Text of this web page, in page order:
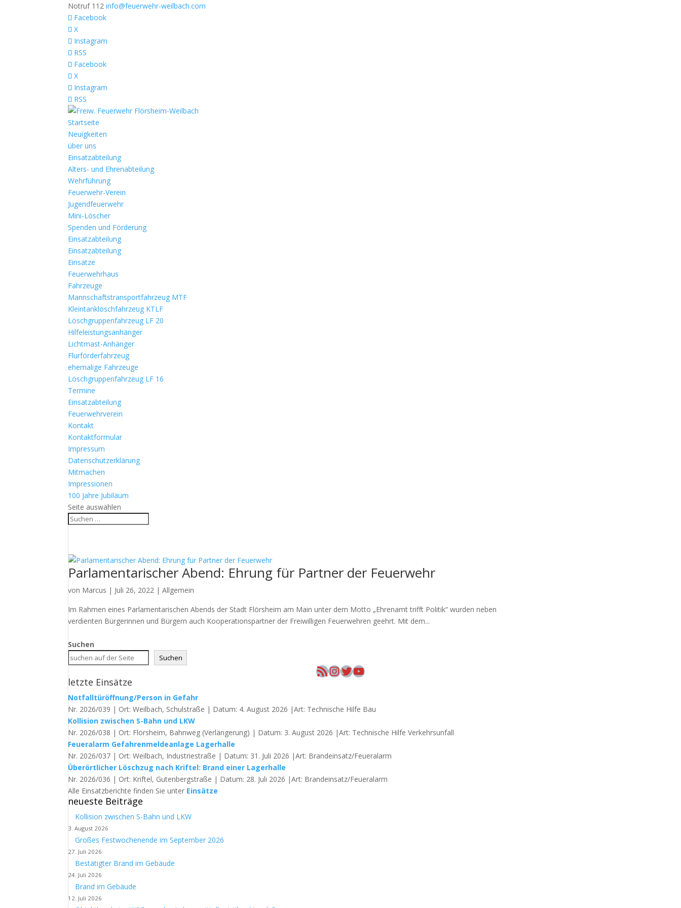
Notruf 112 info@feuerwehr-weilbach.com
Facebook
X
Instagram
RSS
Facebook
X
Instagram
RSS
Startseite
Neuigkeiten
über uns
Einsatzabteilung
Alters- und Ehrenabteilung
Wehrführung
Feuerwehr-Verein
Jugendfeuerwehr
Mini-Löscher
Spenden und Förderung
Einsatzabteilung
Einsatzabteilung
Einsätze
Feuerwehrhaus
Fahrzeuge
Mannschaftstransportfahrzeug MTF
Kleintanklöschfahrzeug KTLF
Löschgruppenfahrzeug LF 20
Hilfeleistungsanhänger
Lichtmast-Anhänger
Flurförderfahrzeug
ehemalige Fahrzeuge
Löschgruppenfahrzeug LF 16
Termine
Einsatzabteilung
Feuerwehrverein
Kontakt
Kontaktformular
Impressum
Datenschutzerklärung
Mitmachen
Impressionen
100 Jahre Jubiläum
Seite auswählen
Parlamentarischer Abend: Ehrung für Partner der Feuerwehr
von Marcus | Juli 26, 2022 |Allgemein
Im Rahmen eines Parlamentarischen Abends der Stadt Flörsheim am Main unter dem Motto „Ehrenamt trifft Politik“ wurden neben
verdienten Bürgerinnen und Bürgern auch Kooperationspartner der Freiwilligen Feuerwehren geehrt. Mit dem...
Suchen
Suchen
RSS-Feed
Instagram
Twitter
YouTube
letzte Einsätze
Notfalltüröffnung/Person in Gefahr
Nr. 2026/039 | Ort: Weilbach, Schulstraße | Datum: 4. August 2026 |Art: Technische Hilfe Bau
Kollision zwischen S-Bahn und LKW
Nr. 2026/038 | Ort: Flörsheim, Bahnweg (Verlängerung) | Datum: 3. August 2026 |Art: Technische Hilfe Verkehrsunfall
Feueralarm Gefahrenmeldeanlage Lagerhalle
Nr. 2026/037 | Ort: Weilbach, Industriestraße | Datum: 31. Juli 2026 |Art: Brandeinsatz/Feueralarm
Überörtlicher Löschzug nach Kriftel: Brand einer Lagerhalle
Nr. 2026/036 | Ort: Kriftel, Gutenbergstraße | Datum: 28. Juli 2026 |Art: Brandeinsatz/Feueralarm
Alle Einsatzberichte finden Sie unter Einsätze
neueste Beiträge
Kollision zwischen S-Bahn und LKW
3. August 2026
Großes Festwochenende im September 2026
27. Juli 2026
Bestätigter Brand im Gebäude
24. Juli 2026
Brand im Gebäude
12. Juli 2026